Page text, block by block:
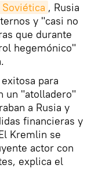
, Rusia
y "casi no
que durante
hegemónico"
para
un "atolladero"
a Rusia y
financieras y
Kremlin se
actor con
explica el